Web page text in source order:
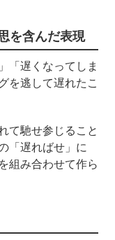
を含んだ表現
「遅くなってしま
を逃して遅れたこ
て馳せ参じること
「遅ればせ」に
組み合わせて作ら